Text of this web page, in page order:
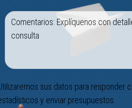
sus datos para responder
y enviar presupuestos.